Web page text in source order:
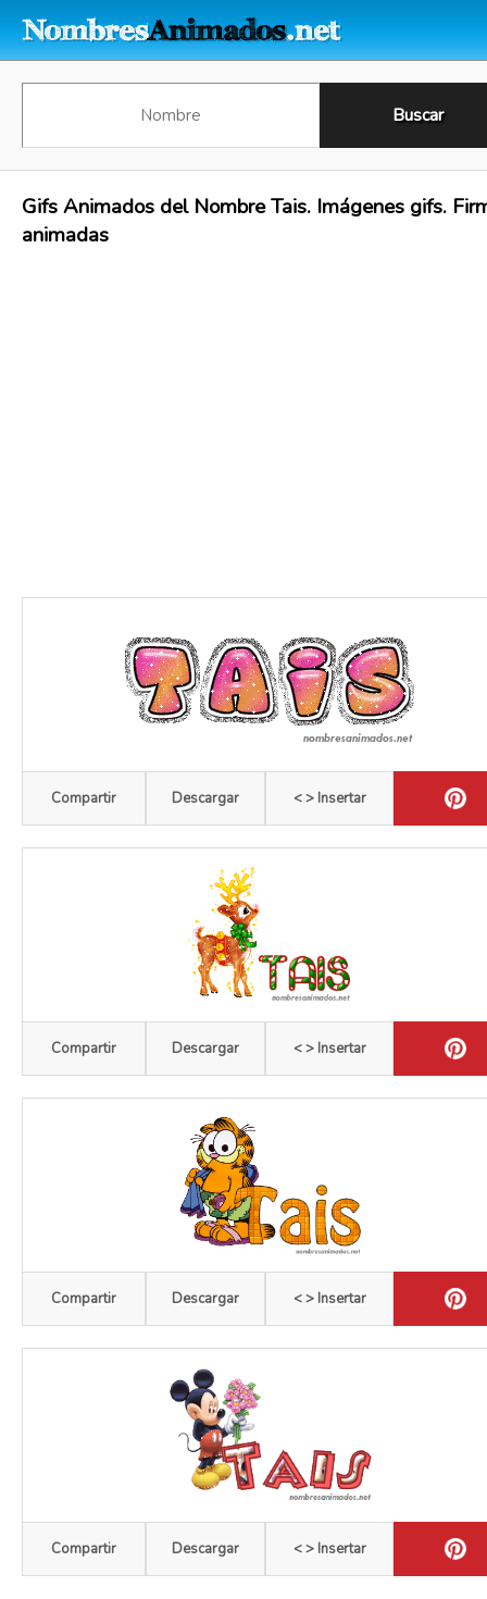
Gifs Animados del Nombre Tais. Imágenes gifs.
animadas
Compartir Descargar < > Insertar
Compartir Descargar < > Insertar
Compartir Descargar < > Insertar
Compartir Descargar < > Insertar